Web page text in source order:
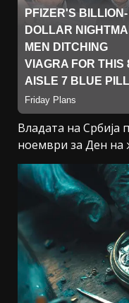
Владата на Србија
ноември за Ден на